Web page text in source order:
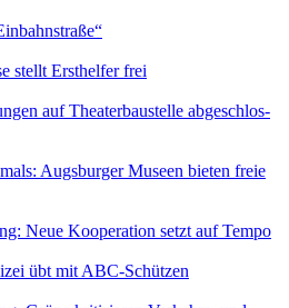
stellt Erst­hel­fer frei
auf Thea­ter­bau­stel­le ab­ge­schlos­
Augsburger Museen bieten freie
Neue Kooperation setzt auf Tempo
übt mit ABC-Schüt­zen